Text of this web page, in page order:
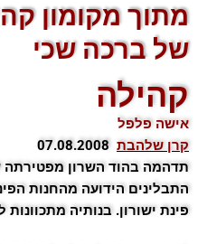
מתוך מקומון
של ברכה שכי
קהילה
אישה פלפל
קרן שלהבת
תדהמה בהוד השרון מפטירתה
התבלינים הידועה מהחנות
פינת ישורון. בנותיה